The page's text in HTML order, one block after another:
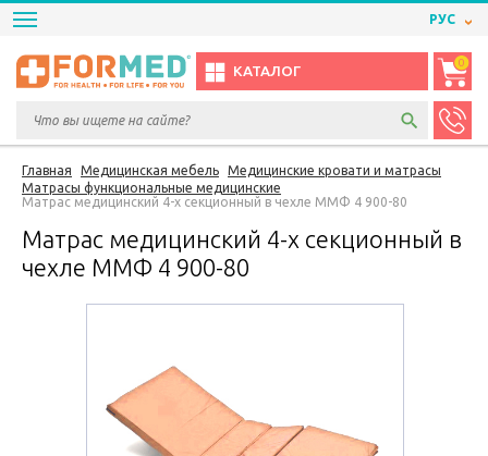
РУС
КАТАЛОГ
0
Главная Медицинская мебель
Медицинские кровати и матрасы
Матрасы функциональные медицинские
Матрас медицинский 4-x секционный в чехле ММФ 4 900-80
Матрас медицинский 4-x секционный в
чехле ММФ 4 900-80